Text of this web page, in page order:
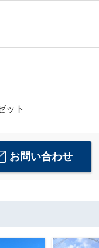
ット
お問い合わせ